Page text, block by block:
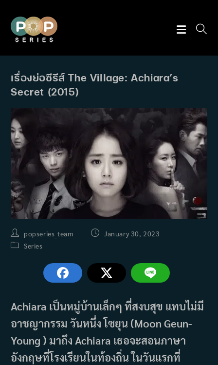
content
เรื่องย่อซีรีส์ The Village: Achiara’s
Secret (2015)
Post
author:
popseries_team
Post January 30, 2023
PostSeries
Achiara เป็นหมู่บ้านเล็กๆ ที่สงบสุข แทบไม่มี
อาชญากรรม วันหนึ่ง โซยุน (Moon Geun-
Young ) มาถึง Achiara เธอจะสอนภาษา
อังกฤษที่โรงเรียนในท้องถิ่น ในวันแรกที่